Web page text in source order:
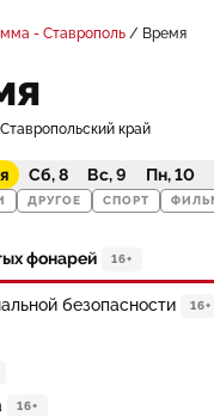
- Ставрополь Время
край
Сб, 8 Вс, 9 Пн, 10
ДРУГОЕ СПОРТ
фонарей 16+
безопасности 16+
16+